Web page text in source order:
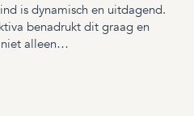
is dynamisch en uitdagend.
benadrukt dit graag en
niet alleen…